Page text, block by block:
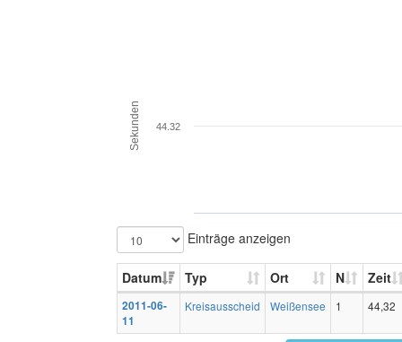
Sekunden 44.32
Einträge anzeigen
Datum Typ Ort N Zeit
2011-06-
11
Kreisausscheid Weißensee 1 44,32